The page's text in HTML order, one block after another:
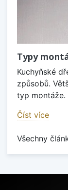
Typy
Kuchyňské
způsobů.
typ montáže.
Číst více
Všechny